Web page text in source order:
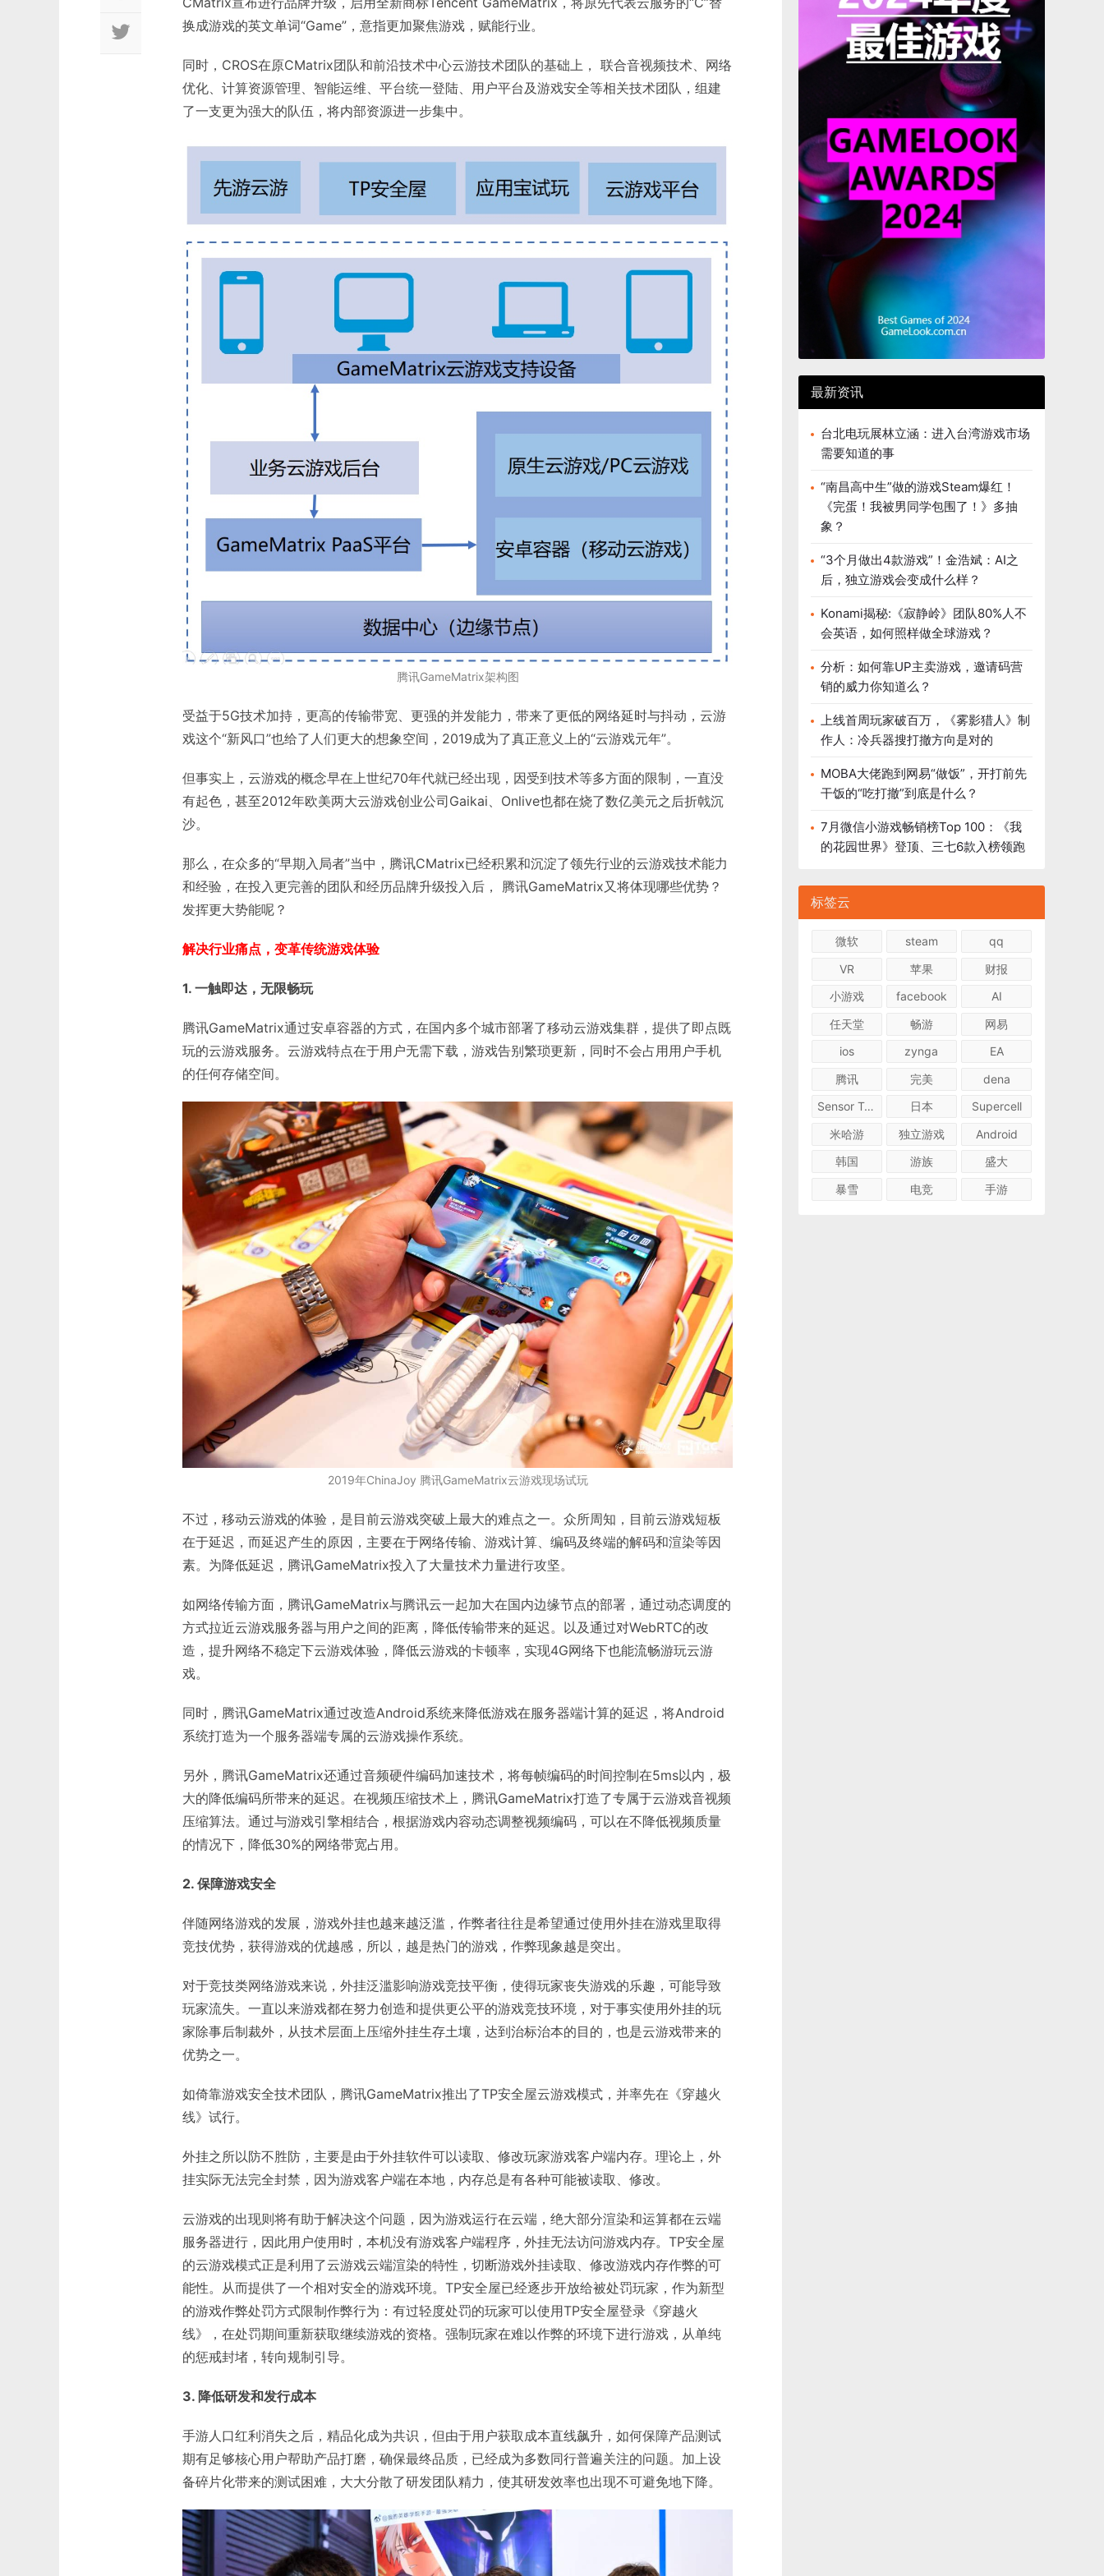
换成游戏的英文单词“Game”，意指更加聚焦游戏，赋能行业。
同时，CROS在原CMatrix团队和前沿技术中心云游技术团队的基础上， 联合音视频技术、网络
优化、计算资源管理、智能运维、平台统一登陆、用户平台及游戏安全等相关技术团队，组建
了一支更为强大的队伍，将内部资源进一步集中。
腾讯GameMatrix架构图
受益于5G技术加持，更高的传输带宽、更强的并发能力，带来了更低的网络延时与抖动，云游
戏这个“新风口”也给了人们更大的想象空间，2019成为了真正意义上的“云游戏元年”。
但事实上，云游戏的概念早在上世纪70年代就已经出现，因受到技术等多方面的限制，一直没
有起色，甚至2012年欧美两大云游戏创业公司Gaikai、Onlive也都在烧了数亿美元之后折戟沉
沙。
那么，在众多的“早期入局者”当中，腾讯CMatrix已经积累和沉淀了领先行业的云游戏技术能力
和经验，在投入更完善的团队和经历品牌升级投入后， 腾讯GameMatrix又将体现哪些优势？
发挥更大势能呢？
解决行业痛点，变革传统游戏体验
1. 一触即达，无限畅玩
腾讯GameMatrix通过安卓容器的方式，在国内多个城市部署了移动云游戏集群，提供了即点既
玩的云游戏服务。云游戏特点在于用户无需下载，游戏告别繁琐更新，同时不会占用用户手机
的任何存储空间。
2019年ChinaJoy 腾讯GameMatrix云游戏现场试玩
不过，移动云游戏的体验，是目前云游戏突破上最大的难点之一。众所周知，目前云游戏短板
在于延迟，而延迟产生的原因，主要在于网络传输、游戏计算、编码及终端的解码和渲染等因
素。为降低延迟，腾讯GameMatrix投入了大量技术力量进行攻坚。
如网络传输方面，腾讯GameMatrix与腾讯云一起加大在国内边缘节点的部署，通过动态调度的
方式拉近云游戏服务器与用户之间的距离，降低传输带来的延迟。以及通过对WebRTC的改
造，提升网络不稳定下云游戏体验，降低云游戏的卡顿率，实现4G网络下也能流畅游玩云游
戏。
同时，腾讯GameMatrix通过改造Android系统来降低游戏在服务器端计算的延迟，将Android
系统打造为一个服务器端专属的云游戏操作系统。
另外，腾讯GameMatrix还通过音频硬件编码加速技术，将每帧编码的时间控制在5ms以内，极
大的降低编码所带来的延迟。在视频压缩技术上，腾讯GameMatrix打造了专属于云游戏音视频
压缩算法。通过与游戏引擎相结合，根据游戏内容动态调整视频编码，可以在不降低视频质量
的情况下，降低30%的网络带宽占用。
2. 保障游戏安全
伴随网络游戏的发展，游戏外挂也越来越泛滥，作弊者往往是希望通过使用外挂在游戏里取得
竞技优势，获得游戏的优越感，所以，越是热门的游戏，作弊现象越是突出。
对于竞技类网络游戏来说，外挂泛滥影响游戏竞技平衡，使得玩家丧失游戏的乐趣，可能导致
玩家流失。一直以来游戏都在努力创造和提供更公平的游戏竞技环境，对于事实使用外挂的玩
家除事后制裁外，从技术层面上压缩外挂生存土壤，达到治标治本的目的，也是云游戏带来的
优势之一。
如倚靠游戏安全技术团队，腾讯GameMatrix推出了TP安全屋云游戏模式，并率先在《穿越火
线》试行。
外挂之所以防不胜防，主要是由于外挂软件可以读取、修改玩家游戏客户端内存。理论上，外
挂实际无法完全封禁，因为游戏客户端在本地，内存总是有各种可能被读取、修改。
云游戏的出现则将有助于解决这个问题，因为游戏运行在云端，绝大部分渲染和运算都在云端
服务器进行，因此用户使用时，本机没有游戏客户端程序，外挂无法访问游戏内存。TP安全屋
的云游戏模式正是利用了云游戏云端渲染的特性，切断游戏外挂读取、修改游戏内存作弊的可
能性。从而提供了一个相对安全的游戏环境。TP安全屋已经逐步开放给被处罚玩家，作为新型
的游戏作弊处罚方式限制作弊行为：有过轻度处罚的玩家可以使用TP安全屋登录《穿越火
线》，在处罚期间重新获取继续游戏的资格。强制玩家在难以作弊的环境下进行游戏，从单纯
的惩戒封堵，转向规制引导。
3. 降低研发和发行成本
手游人口红利消失之后，精品化成为共识，但由于用户获取成本直线飙升，如何保障产品测试
期有足够核心用户帮助产品打磨，确保最终品质，已经成为多数同行普遍关注的问题。加上设
备碎片化带来的测试困难，大大分散了研发团队精力，使其研发效率也出现不可避免地下降。
最新资讯
台北电玩展林立涵：进入台湾游戏市场
需要知道的事
“南昌高中生”做的游戏Steam爆红！
《完蛋！我被男同学包围了！》多抽
象？
“3个月做出4款游戏”！金浩斌：AI之
后，独立游戏会变成什么样？
Konami揭秘:《寂静岭》团队80%人不
会英语，如何照样做全球游戏？
分析：如何靠UP主卖游戏，邀请码营
销的威力你知道么？
上线首周玩家破百万，《雾影猎人》制
作人：冷兵器搜打撤方向是对的
MOBA大佬跑到网易“做饭”，开打前先
干饭的“吃打撤”到底是什么？
7月微信小游戏畅销榜Top 100：《我
的花园世界》登顶、三七6款入榜领跑
标签云
微软 steam
qq
VR
苹果
财报
小游戏
facebook
AI
任天堂
畅游
网易
ios
zynga
EA
腾讯
完美
dena
Sensor Tower
日本
Supercell
米哈游
独立游戏
Android
韩国
游族
盛大
暴雪
电竞 手游